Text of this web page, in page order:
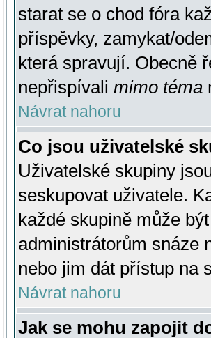
starat se o chod fóra
příspěvky, zamykat/
která spravují. Obecně
nepřispívali mimo téma
Návrat nahoru
Co jsou uživatelské
Uživatelské skupiny
seskupovat uživatele.
každé skupině může
administrátorům snáze
nebo jim dát přístup na
Návrat nahoru
Jak se mohu zapojit